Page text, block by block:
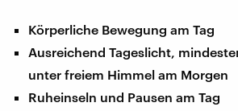
Körperliche Bewegung am Tag
Ausreichend Tageslicht,
unter freiem Himmel am Morgen
Ruheinseln und Pausen am Tag